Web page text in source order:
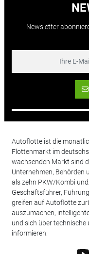
Newsletter
Autoflotte ist die
Flottenmarkt im
wachsenden Markt sind
Unternehmen, Behörden
als zehn PKW/Kombi
Geschäftsführer,
greifen auf Autoflotte
auszumachen,
und sich über
informieren.